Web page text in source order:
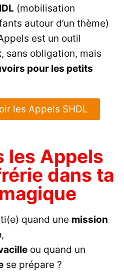
(mobilisation
autour d’un thème)
est un outil
, sans obligation, mais
pour les petits
les Appels SHDL
les Appels
dans ta
quand une mission
,
ou quand un
se prépare ?